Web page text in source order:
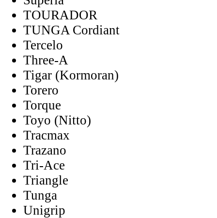
TOURADOR
TUNGA Cordiant
Tercelo
Three-A
Tigar (Kormoran)
Torero
Torque
Toyo (Nitto)
Tracmax
Trazano
Tri-Ace
Triangle
Tunga
Unigrip